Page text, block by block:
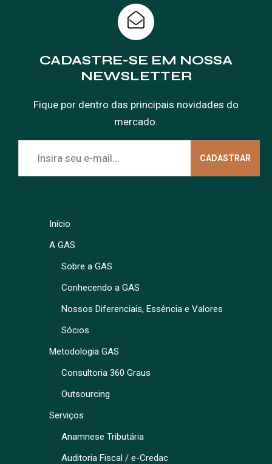
CADASTRE-SE EM NOSSA
NEWSLETTER
Fique por dentro das principais novidades do
mercado.
Início
A GAS
Sobre a GAS
Conhecendo a GAS
Nossos Diferenciais, Essência e Valores
Sócios
Metodologia GAS
Consultoria 360 Graus
Outsourcing
Serviços
Anamnese Tributária
Auditoria Fiscal / e-Credac